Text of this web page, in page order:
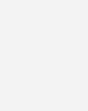
decken die Bewohner
neues Konzept von
Versorger mit